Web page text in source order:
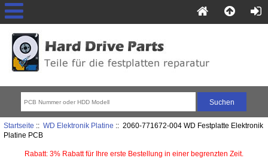
Startseite :: WD Elektronik Platine :: 2060-771672-004 WD Festplatte Elektronik
Platine PCB
Rabatt: 3% Rabatt für Ihre erste Bestellung in einer begrenzten Zeit.